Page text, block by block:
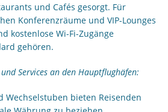
und Cafés gesorgt. Für
Konferenzräume und VIP-Lounges
kostenlose Wi-Fi-Zugänge
gehören.
Services an den Hauptflughäfen:
Wechselstuben bieten Reisenden